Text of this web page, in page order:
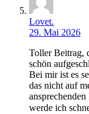
Lovet.
29. Mai 2026
Toller Beitrag,
schön
Bei mir ist es
das nicht auf
werde ich